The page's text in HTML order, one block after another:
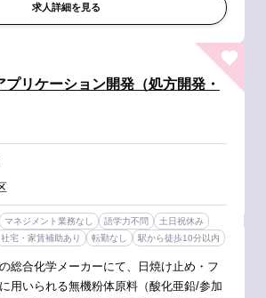
・設...求人詳細を見る
リケーション開発（処方開発・
マネジメント業務なし 語学力不問
土日祝休み
社宅・家賃補助あり 転勤なし 駅から徒歩10分以内
総合化学メーカーにて、日焼け止め・フ
用いられる無機粉体原料（酸化亜鉛/参加